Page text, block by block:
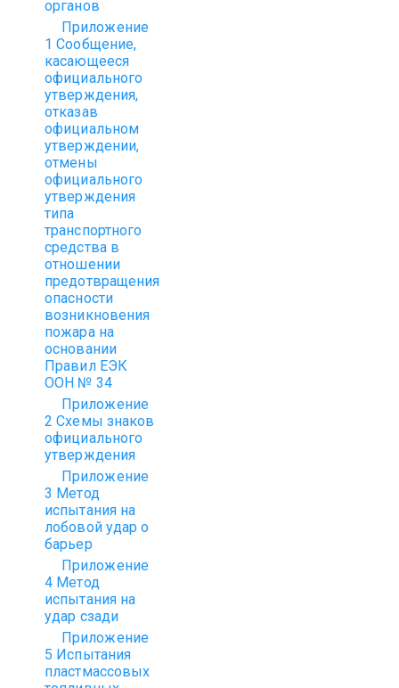
органов
Приложение
1 Сообщение,
касающееся
официального
утверждения,
отказав
официальном
утверждении,
отмены
официального
утверждения
типа
транспортного
средства в
отношении
предотвращения
опасности
возникновения
пожара на
основании
Правил ЕЭК
ООН № 34
Приложение
2 Схемы знаков
официального
утверждения
Приложение
3 Метод
испытания на
лобовой удар о
барьер
Приложение
4 Метод
испытания на
удар сзади
Приложение
5 Испытания
пластмассовых